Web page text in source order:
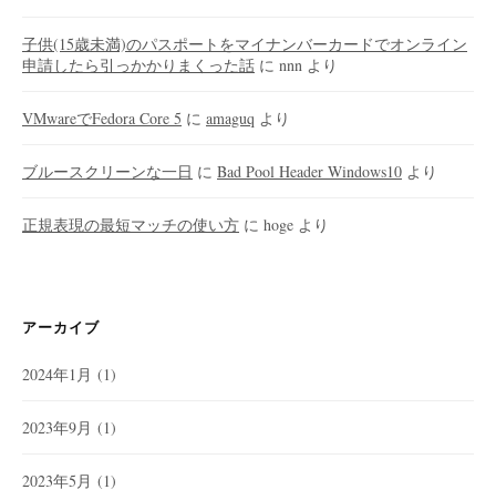
子供(15歳未満)のパスポートをマイナンバーカードでオンライン
申請したら引っかかりまくった話 に nnn より
VMwareでFedora Core 5 に amaguq より
ブルースクリーンな一日 に Bad Pool Header Windows10 より
正規表現の最短マッチの使い方 に hoge より
アーカイブ
2024年1月 (1)
2023年9月 (1)
2023年5月 (1)